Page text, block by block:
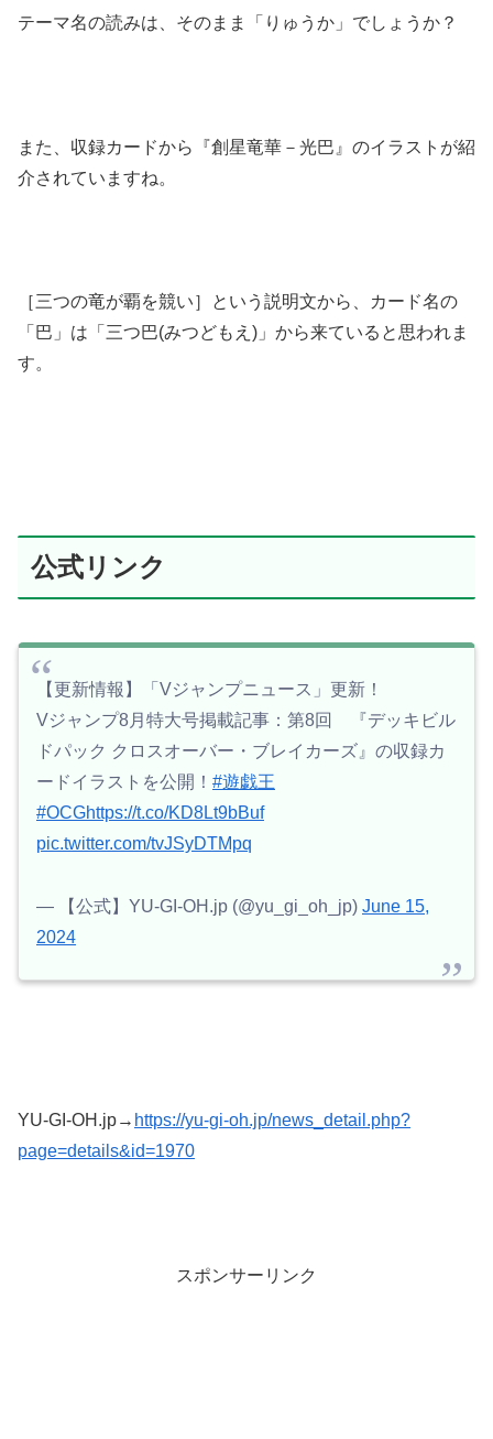
テーマ名の読みは、そのまま「りゅうか」でしょうか？
また、収録カードから『創星竜華－光巴』のイラストが紹
介されていますね。
［三つの竜が覇を競い］という説明文から、カード名の
「巴」は「三つ巴(みつどもえ)」から来ていると思われま
す。
公式リンク
【更新情報】「Vジャンプニュース」更新！
Vジャンプ8月特大号掲載記事：第8回 『デッキビル
ドパック クロスオーバー・ブレイカーズ』の収録カ
ードイラストを公開！ #遊戯王
#OCGhttps://t.co/KD8Lt9bBuf
pic.twitter.com/tvJSyDTMpq
— 【公式】YU-GI-OH.jp (@yu_gi_oh_jp) June 15,
2024
YU-GI-OH.jp→ https://yu-gi-oh.jp/news_detail.php?
page=details&id=1970
スポンサーリンク